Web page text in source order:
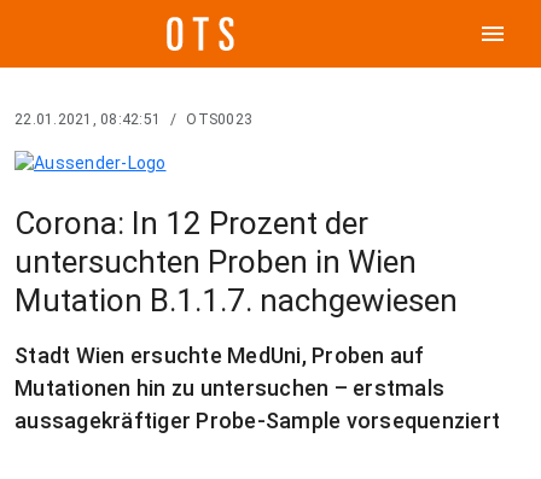
menu
22.01.2021, 08:42:51 / OTS0023
Corona: In 12 Prozent der
untersuchten Proben in Wien
Mutation B.1.1.7. nachgewiesen
Stadt Wien ersuchte MedUni, Proben auf
Mutationen hin zu untersuchen – erstmals
aussagekräftiger Probe-Sample vorsequenziert